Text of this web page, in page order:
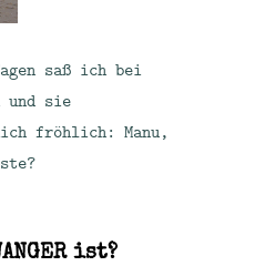
saß ich bei
und sie
fröhlich: Manu,
ist?